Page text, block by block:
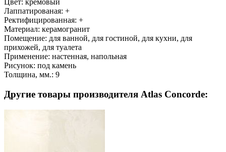
Цвет: кремовый
Лаппатированая: +
Ректифицированная: +
Материал: керамогранит
Помещение: для ванной, для гостиной, для кухни, для
прихожей, для туалета
Применение: настенная, напольная
Рисунок: под камень
Толщина, мм.: 9
Другие товары производителя Atlas Concorde: